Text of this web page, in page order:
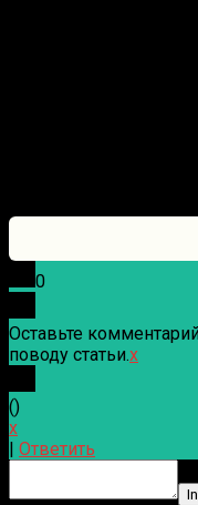
0
Оставьте
поводу статьи.x
()
x
Ответить